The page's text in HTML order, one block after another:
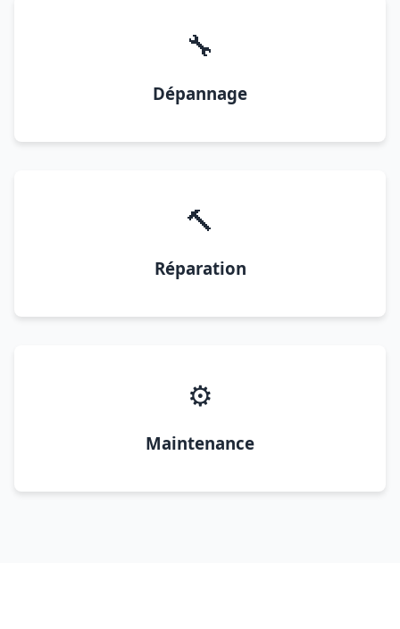
🔧
Dépannage
🔨
Réparation
⚙️
Maintenance